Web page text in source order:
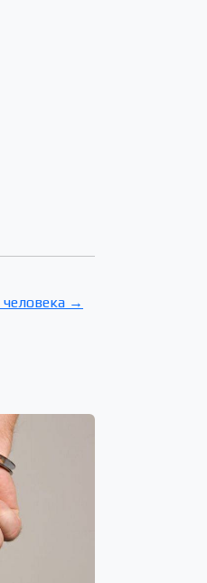
человека →